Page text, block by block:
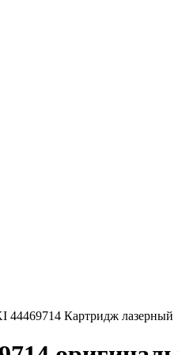
44469714 Картридж лазерный